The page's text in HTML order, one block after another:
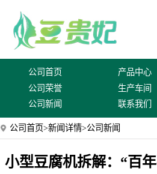
公司首页 产品中心
公司荣誉
生产车间
公司新闻
联系我们
公司首页>新闻详情>公司新闻
小型豆腐机拆解：“百